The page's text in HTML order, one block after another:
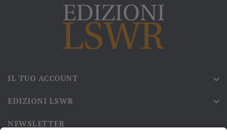
IL TUO ACCOUNT 
EDIZIONI LSWR 
NEWSLETTER